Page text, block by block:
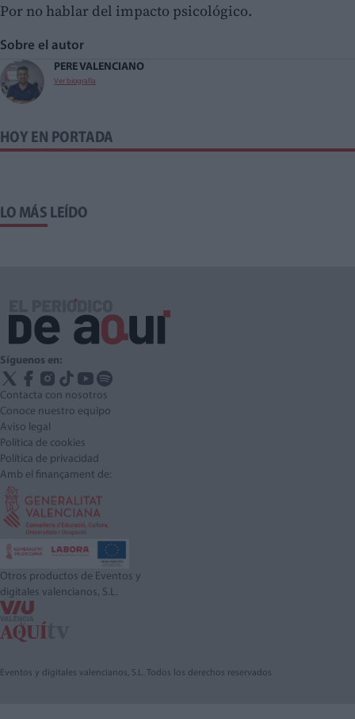
Por no hablar del impacto psicológico.
Sobre el autor
PERE VALENCIANO
Ver biografía
HOY EN PORTADA
LO MÁS LEÍDO
Síguenos en:
Contacta con nosotros
Conoce nuestro equipo
Aviso legal
Política de cookies
Política de privacidad
Amb el finançament de:
Otros productos de Eventos y
digitales valencianos, S.L.
Eventos y digitales valencianos, S.L. Todos los derechos reservados